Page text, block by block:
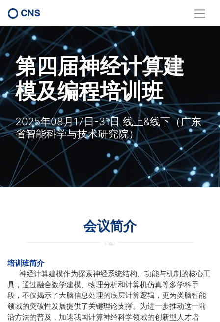
CNS
第四届神经计算建
模及编程培训班
2025年08月17日-31日 线上&线下（广东
省智能科学与技术研究院）
会议简介
培训班简介
神经计算建模作为探索神经系统结构、功能与机制的核心工
具，通过融合数学建模、物理分析和计算机仿真等多学科手
段，不仅揭示了大脑信息处理的底层计算逻辑，更为类脑智能
领域的突破性发展提供了关键理论支撑。为进一步推动这一前
沿方法的普及，加速我国计算神经科学领域的创新型人才培